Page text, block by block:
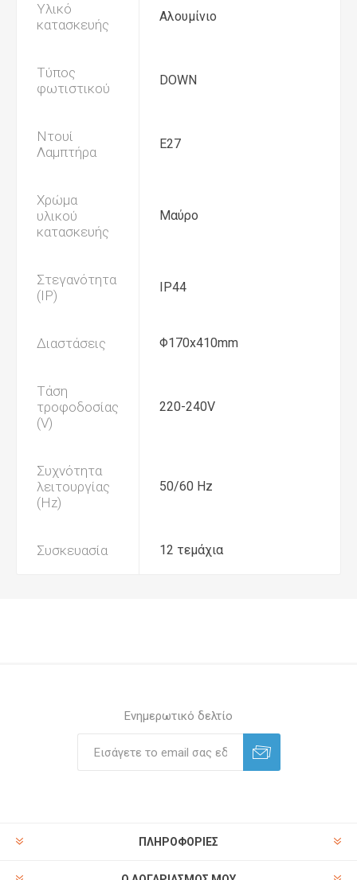
Υλικό
κατασκευής
Αλουμίνιο
Τύπος
φωτιστικού
DOWN
Ντουί
Λαμπτήρα
E27
Χρώμα
υλικού
κατασκευής
Μαύρο
Στεγανότητα
(IP)
IP44
Διαστάσεις Φ170x410mm
Τάση
τροφοδοσίας
(V)
220-240V
Συχνότητα
λειτουργίας
(Hz)
50/60 Hz
Συσκευασία 12 τεμάχια
Ενημερωτικό δελτίο
ΠΛΗΡΟΦΟΡΊΕΣ